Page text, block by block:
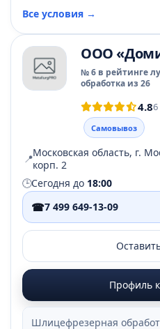
Все условия →
ООО
№ 6 в рейтинге
обработка из 26
4.8
Самовывоз
📍Московская область, г.
корп. 2
🕒Сегодня до 18:00
☎7 499 649-13-09
Профиль
Шлицефрезерная